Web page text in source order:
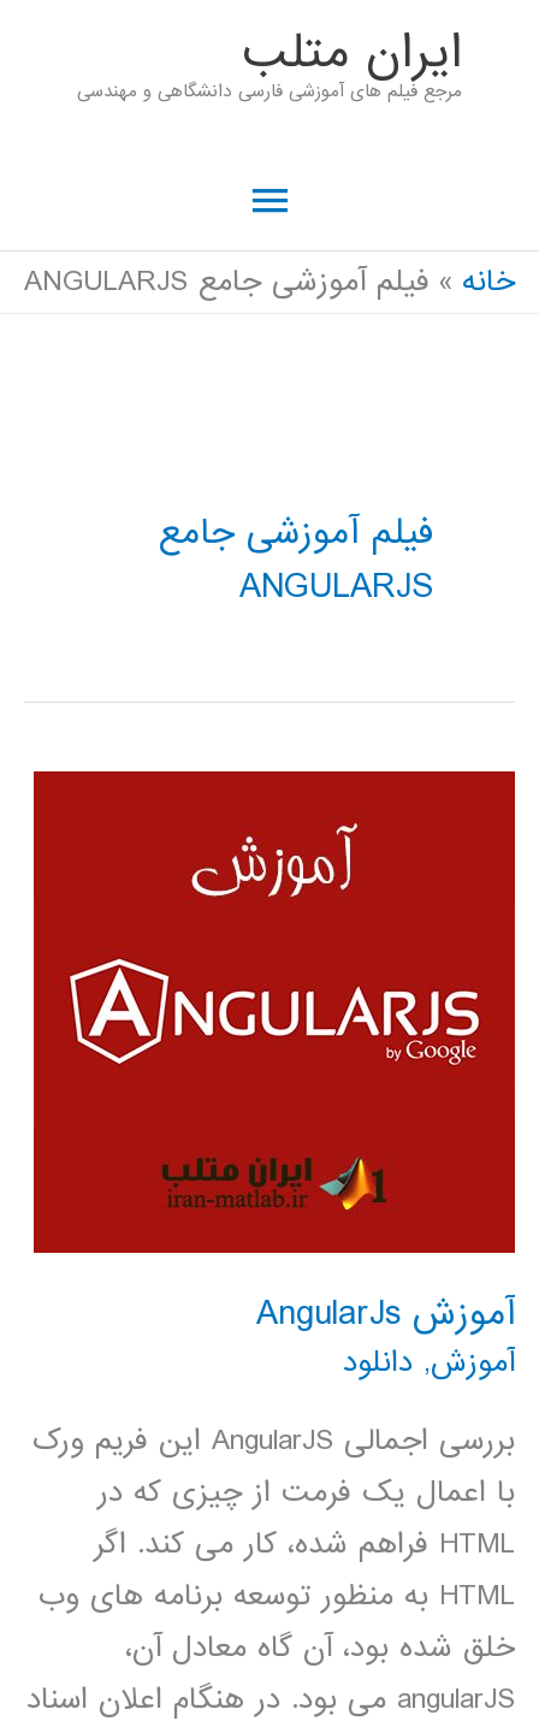
ايران متلب
مرجع فیلم های آموزشی فارسی دانشگاهی و مهندسی
فهرست
اصلی
خانه فیلم آموزشی جامع ANGULARJS
فیلم آموزشی جامع
ANGULARJS
آموزش AngularJs
آموزش, دانلود
بررسی اجمالی AngularJS این فریم ورک
با اعمال یک فرمت از چیزی که در
HTML فراهم شده، کار می کند. اگر
HTML به منظور توسعه برنامه های وب
خلق شده بود، آن گاه معادل آن،
angularJS می بود. در هنگام اعلان اسناد